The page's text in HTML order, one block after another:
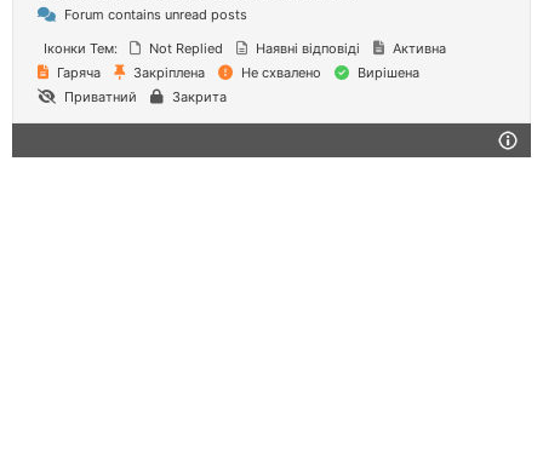
Forum contains unread posts
Іконки Тем:
Not Replied Наявні відповіді
Активна
Гаряча
Закріплена Не схвалено
Вирішена
Приватний
Закрита